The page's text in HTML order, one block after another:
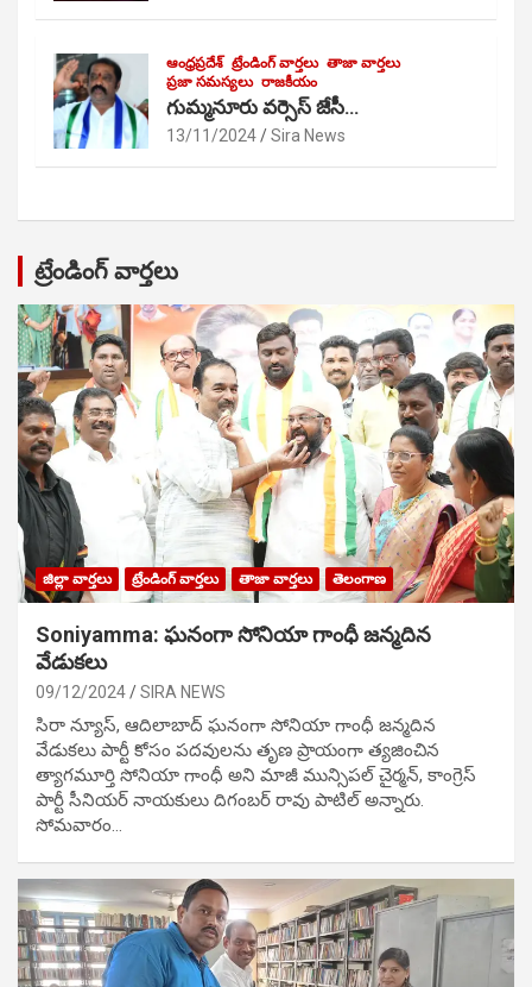
ఆంధ్రప్రదేశ్ ట్రేండింగ్ వార్తలు తాజా వార్తలు
ప్రజా సమస్యలు రాజకీయం
గుమ్మనూరు వర్సెస్ జేసీ…
13/11/2024 Sira News
ట్రేండింగ్ వార్తలు
జిల్లా వార్తలు ట్రేండింగ్ వార్తలు తాజా వార్తలు తెలంగాణ
Soniyamma: ఘ‌నంగా సోనియా గాంధీ జ‌న్మ‌దిన
వేడుక‌లు
09/12/2024 SIRA NEWS
సిరా న్యూస్, ఆదిలాబాద్ ఘ‌నంగా సోనియా గాంధీ జ‌న్మ‌దిన
వేడుక‌లు పార్టీ కోసం ప‌ద‌వుల‌ను తృణ ప్రాయంగా త్య‌జించిన
త్యాగమూర్తి సోనియా గాంధీ అని మాజీ మున్సిప‌ల్ చైర్మ‌న్, కాంగ్రెస్
పార్టీ సీనియ‌ర్ నాయ‌కులు దిగంబ‌ర్ రావు పాటిల్ అన్నారు.
సోమవారం…